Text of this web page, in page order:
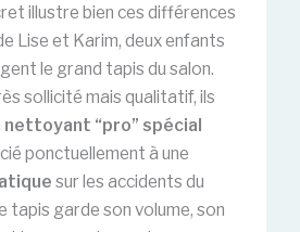
illustre bien ces différences
Lise et Karim, deux enfants
le grand tapis du salon.
sollicité mais qualitatif, ils
nettoyant “pro” spécial
ponctuellement à une
sur les accidents du
tapis garde son volume, son